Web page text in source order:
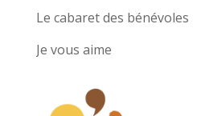
Le cabaret des bénévoles
Je vous aime